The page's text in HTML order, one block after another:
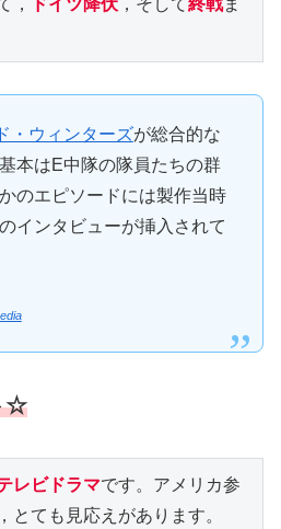
・ウィンターズが総合的な
本はE中隊の隊員たちの群
のエピソードには製作当時
インタビューが挿入されて
☆
レビドラマです。アメリカ参
とても見応えがあります。